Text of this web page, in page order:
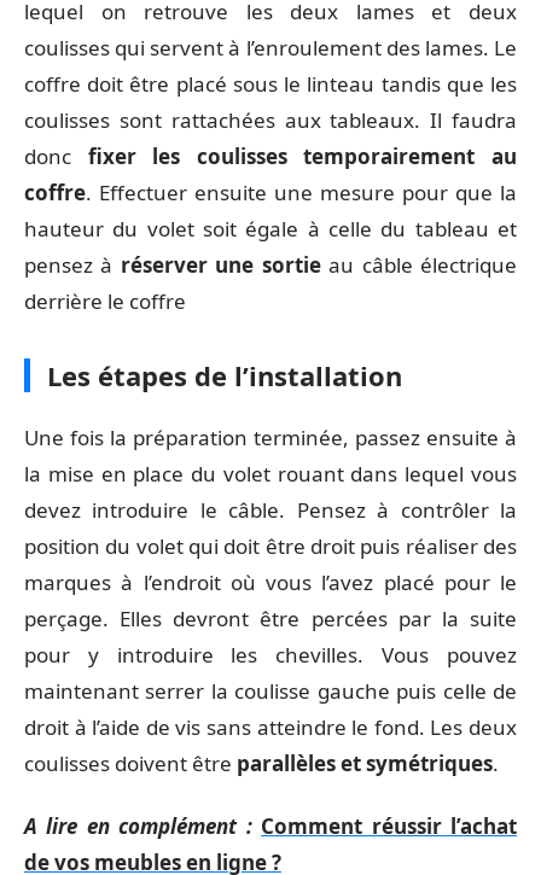
lequel on retrouve les deux lames et deux
coulisses qui servent à l’enroulement des lames. Le
coffre doit être placé sous le linteau tandis que les
coulisses sont rattachées aux tableaux. Il faudra
donc fixer les coulisses temporairement au
coffre. Effectuer ensuite une mesure pour que la
hauteur du volet soit égale à celle du tableau et
pensez à réserver une sortieau câble électrique
derrière le coffre
Les étapes de l’installation
Une fois la préparation terminée, passez ensuite à
la mise en place du volet rouant dans lequel vous
devez introduire le câble. Pensez à contrôler la
position du volet qui doit être droit puis réaliser des
marques à l’endroit où vous l’avez placé pour le
perçage. Elles devront être percées par la suite
pour y introduire les chevilles. Vous pouvez
maintenant serrer la coulisse gauche puis celle de
droit à l’aide de vis sans atteindre le fond. Les deux
coulisses doivent être parallèles et symétriques.
A lire en complément : Comment réussir l’achat
de vos meubles en ligne ?